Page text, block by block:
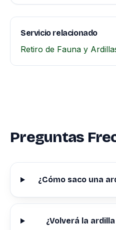
Servicio relacionado
Retiro de Fauna y
Preguntas
¿Cómo saco una
¿Volverá la